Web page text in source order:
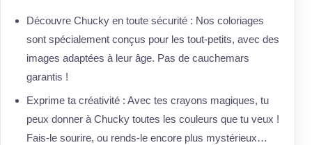
Découvre Chucky en toute sécurité : Nos coloriages
sont spécialement conçus pour les tout-petits, avec des
images adaptées à leur âge. Pas de cauchemars
garantis !
Exprime ta créativité : Avec tes crayons magiques, tu
peux donner à Chucky toutes les couleurs que tu veux !
Fais-le sourire, ou rends-le encore plus mystérieux…